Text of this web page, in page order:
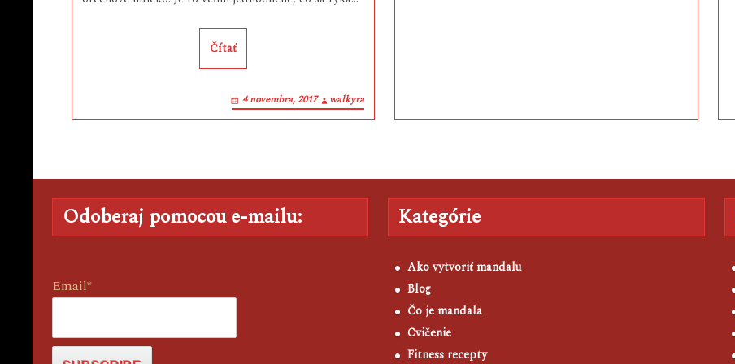
Čítať
4 novembra, 2017 walkyra
Odoberaj pomocou e-mailu:
Email*
Kategórie
Ako vytvoriť mandalu
Blog
Čo je mandala
Cvičenie
Fitness recepty